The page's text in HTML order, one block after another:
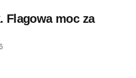
Flagowa moc za